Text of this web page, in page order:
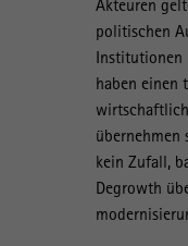
Akteuren
politischen
Institutionen
haben einen
übernehmen
kein Zufall,
Degrowth